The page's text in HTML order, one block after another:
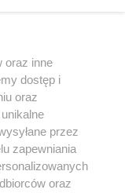
powielany i
jakikolwiek sposób (w
polu
w
użycie lub
prawa,
kary i może być
oraz inne
dostęp i
oraz
przez
zapewniania
oraz